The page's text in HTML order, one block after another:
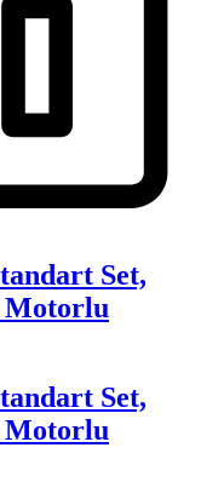
Set,
Motorlu
Set,
Motorlu